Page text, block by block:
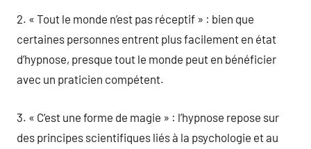
2. « Tout le monde n’est pas réceptif » : bien que
certaines personnes entrent plus facilement en état
d’hypnose, presque tout le monde peut en bénéficier
avec un praticien compétent.
3. « C’est une forme de magie » : l’hypnose repose sur
des principes scientifiques liés à la psychologie et au